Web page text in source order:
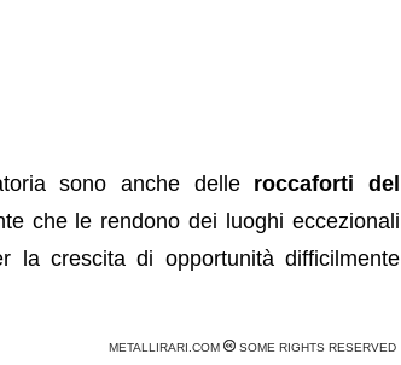
sono anche delle roccaforti del
che le rendono dei luoghi eccezionali
la crescita di opportunità difficilmente
METALLIRARI.COM SOME RIGHTS RESERVED